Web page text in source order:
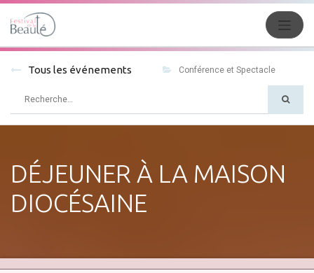
Tous les événements Conférence et Spectacle
DÉJEUNER À LA MAISON
DIOCÉSAINE